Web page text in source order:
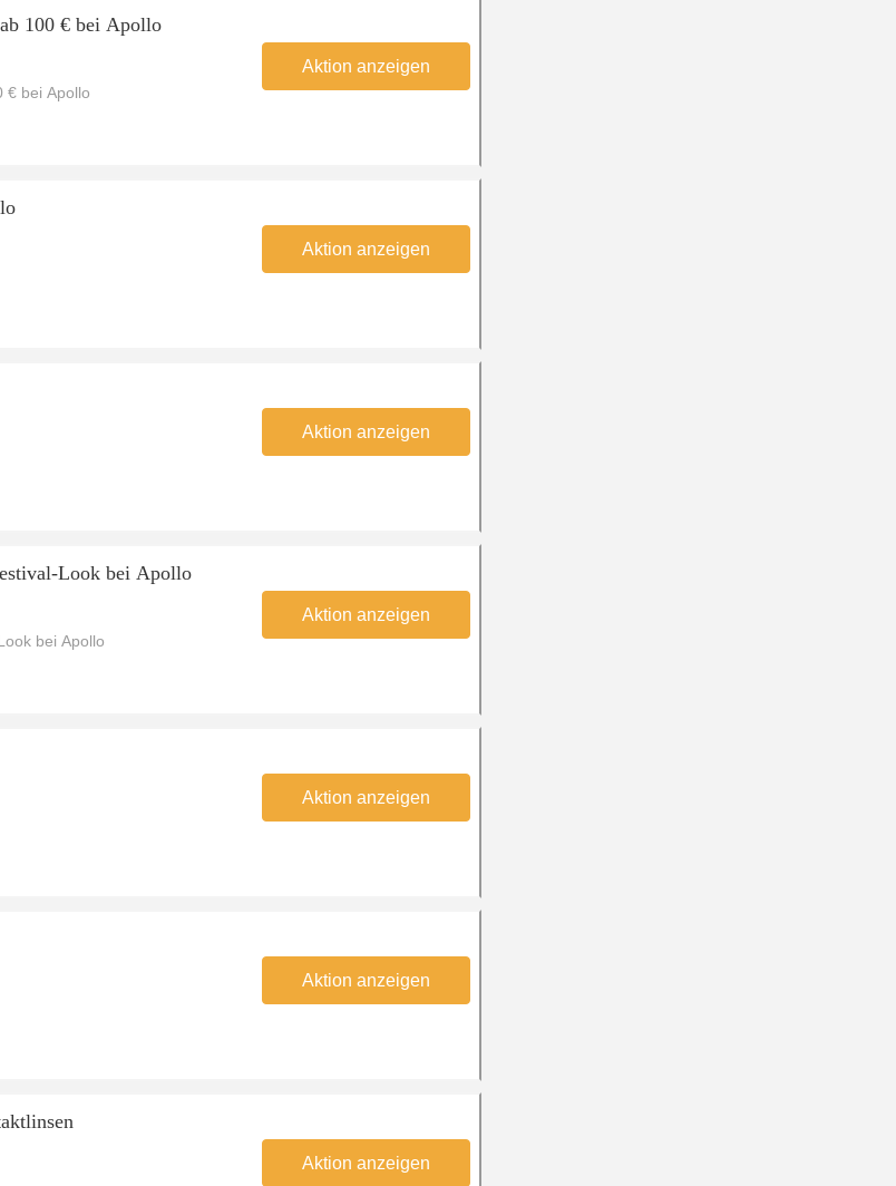
100 € bei Apollo
€ bei Apollo
Aktion anzeigen
Aktion anzeigen
Aktion anzeigen
Look bei Apollo
bei Apollo
Aktion anzeigen
Aktion anzeigen
Aktion anzeigen
Aktion anzeigen